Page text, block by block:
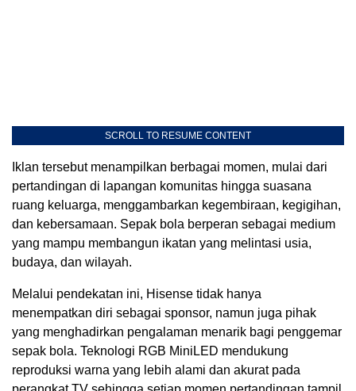
SCROLL TO RESUME CONTENT
Iklan tersebut menampilkan berbagai momen, mulai dari
pertandingan di lapangan komunitas hingga suasana
ruang keluarga, menggambarkan kegembiraan, kegigihan,
dan kebersamaan. Sepak bola berperan sebagai medium
yang mampu membangun ikatan yang melintasi usia,
budaya, dan wilayah.
Melalui pendekatan ini, Hisense tidak hanya
menempatkan diri sebagai sponsor, namun juga pihak
yang menghadirkan pengalaman menarik bagi penggemar
sepak bola. Teknologi RGB MiniLED mendukung
reproduksi warna yang lebih alami dan akurat pada